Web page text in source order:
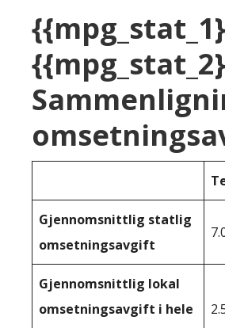
Gjennomsnittlig statlig
omsetningsavgift
Gjennomsnittlig lokal
omsetningsavgift i hele